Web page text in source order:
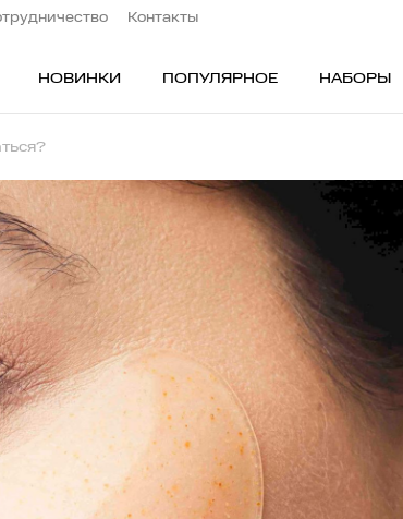
Контакты
НОВИНКИ ПОПУЛЯРНОЕ НАБОРЫ
Лицо
Тело
Волосы
В подарок
Наборы
Бьюти-аутлет